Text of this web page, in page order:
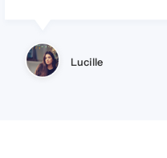
小美同学